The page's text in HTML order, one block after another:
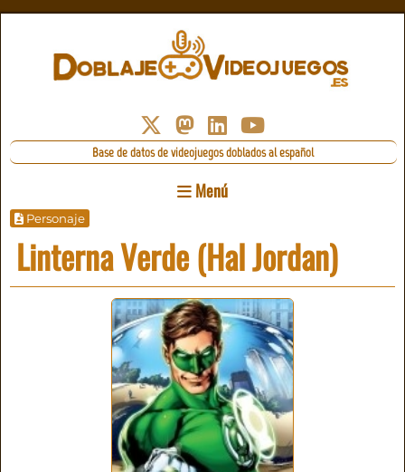
Base de datos de videojuegos doblados al español
Menú
Personaje
Linterna Verde (Hal Jordan)